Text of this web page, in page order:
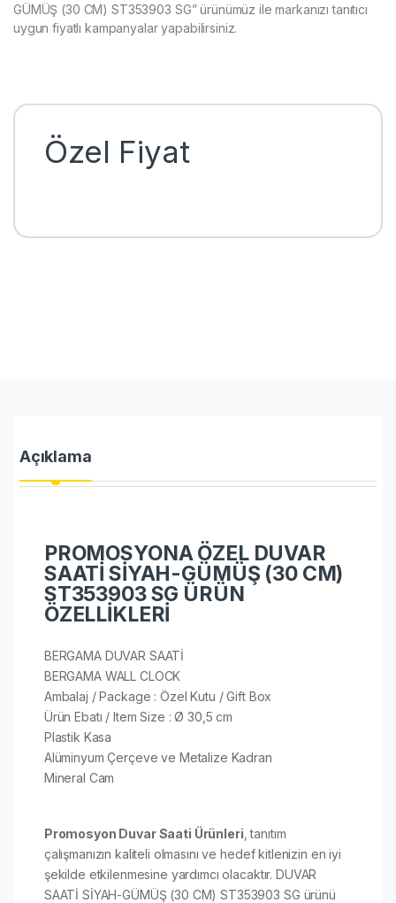
GÜMÜŞ (30 CM) ST353903 SG” ürünümüz ile markanızı tanıtıcı
uygun fiyatlı kampanyalar yapabilirsiniz.
Özel Fiyat
Açıklama
PROMOSYONA ÖZEL DUVAR
SAATİ SİYAH-GÜMÜŞ (30 CM)
ST353903 SG ÜRÜN
ÖZELLİKLERİ
BERGAMA DUVAR SAATİ
BERGAMA WALL CLOCK
Ambalaj / Package : Özel Kutu / Gift Box
Ürün Ebatı / Item Size : Ø 30,5 cm
Plastik Kasa
Alüminyum Çerçeve ve Metalize Kadran
Mineral Cam
Promosyon Duvar Saati Ürünleri , tanıtım
çalışmanızın kaliteli olmasını ve hedef kitlenizin en iyi
şekilde etkilenmesine yardımcı olacaktır. DUVAR
SAATİ SİYAH-GÜMÜŞ (30 CM) ST353903 SG ürünü